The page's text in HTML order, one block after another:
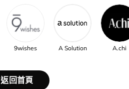
9wishes A Solution A.chi
返回首頁